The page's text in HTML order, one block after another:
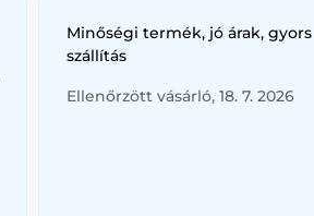
Minőségi termék, jó árak, gyors
szállítás
Ellenőrzött vásárló, 18. 7. 2026